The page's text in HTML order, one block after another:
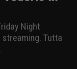
Night
streaming. Tutta